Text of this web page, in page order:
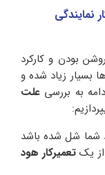
نمایندگی
بودن و کارکرد
بسیار زیاد شده و
به بررسی علت
شما شل شده باشد
یک تعمیرکار هود